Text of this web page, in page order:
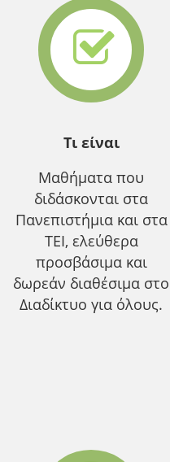
Τι είναι
Μαθήματα που
διδάσκονται στα
Πανεπιστήμια και στα
ΤΕΙ, ελεύθερα
προσβάσιμα και
δωρεάν διαθέσιμα στο
Διαδίκτυο για όλους.